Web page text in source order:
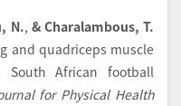
N., & Charalambous, T.
and quadriceps muscle
African football
for Physical Health